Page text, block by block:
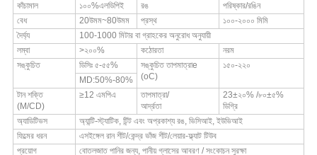
কাঁচামাল
১০০%এলডিপিই রঙ
পরিষ্কার/রঙিন
বেধ
20উমম~80উমম প্রস্থ
১০০-২০০০ মিমি
দৈর্ঘ্য
100-1000 মিটার বা গ্রাহকের অনুরোধ অনুযায়ী
লম্বা
>২০০% কঠোরতা
নরম
সঙ্কুচিত
ডিসিঃ ৫-৫৫% সঙ্কুচিত তাপমাত্রাe
(oC)
১৫০-২২০
MD:50%-80%
টান শক্তি
(M/CD)
≥12 এমপিএ
তাপমাত্রা/
আর্দ্রতা
23±২০% /৮০±৫%
ডিগ্রি
অ্যাডিটিভস
অ্যান্টি-স্ট্যাটিক, টিন্ট এবং অপ্রকাশ্য রঙ, ভিসিআই, ইউভিআই
ফিল্মের ধরন
এসইঙ্গেল রান শীট/কেন্দ্র ভাঁজ শীট/লেয়ার-ফ্ল্যাট টিউব
প্রয়োগ
বোতলজাত পানির জন্য, পানীয় গ্লাসের আবরণ / সংকোচন সুরক্ষা